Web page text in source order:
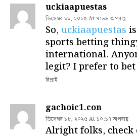
uckiaapuestas
ডিসেম্বর ১১, ২০২৫ At ৭:৩৯ অপরাহ্ণ
So, uckiaapuestas
sports betting
international.
legit? I prefer to
রিপ্লাই
gachoic1.con
ডিসেম্বর ১৮, ২০২৫ At ১০:১৭ অপরাহ্ণ
Alright folks, check